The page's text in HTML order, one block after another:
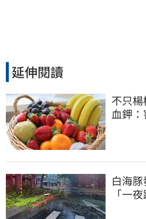
延伸閱讀
不只
血鉀
白海
「一
15米